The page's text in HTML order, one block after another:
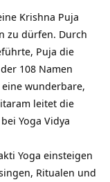
Krishna Puja
zu dürfen. Durch
Puja die
108 Namen
wunderbare,
leitet die
Yoga Vidya
Yoga einsteigen
Ritualen und